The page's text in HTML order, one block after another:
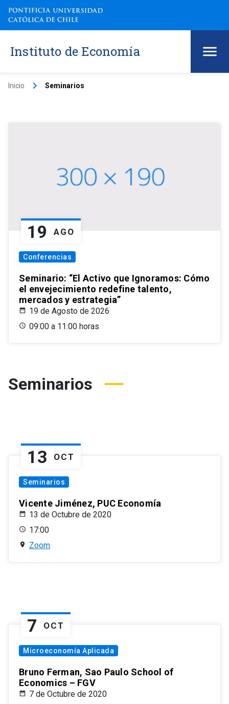
Instituto de Economía
Inicio keyboard_arrow_right Seminarios
19 AGO
Conferencias
Seminario: “El Activo que Ignoramos: Cómo
el envejecimiento redefine talento,
mercados y estrategia”
19 de Agosto de 2026
09:00 a 11:00 horas
Seminarios
13 OCT
Seminarios
Vicente Jiménez, PUC Economía
13 de Octubre de 2020
17:00
Zoom
7 OCT
Microeconomía Aplicada
Bruno Ferman, Sao Paulo School of
Economics – FGV
7 de Octubre de 2020